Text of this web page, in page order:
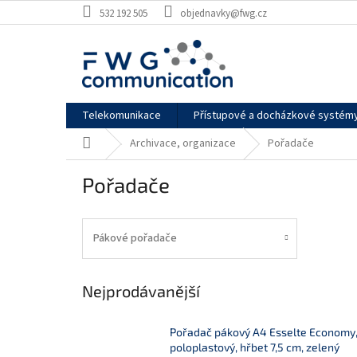
na
532 192 505 objednavky@fwg.cz
Telekomunikace Přístupové a docházkové
Domů Archivace, organizace Pořadače
Pořadače
Pákové pořadače
Nejprodávanější
Pořadač pákový A4 Esselte Economy,
poloplastový, hřbet 7,5 cm, zelený